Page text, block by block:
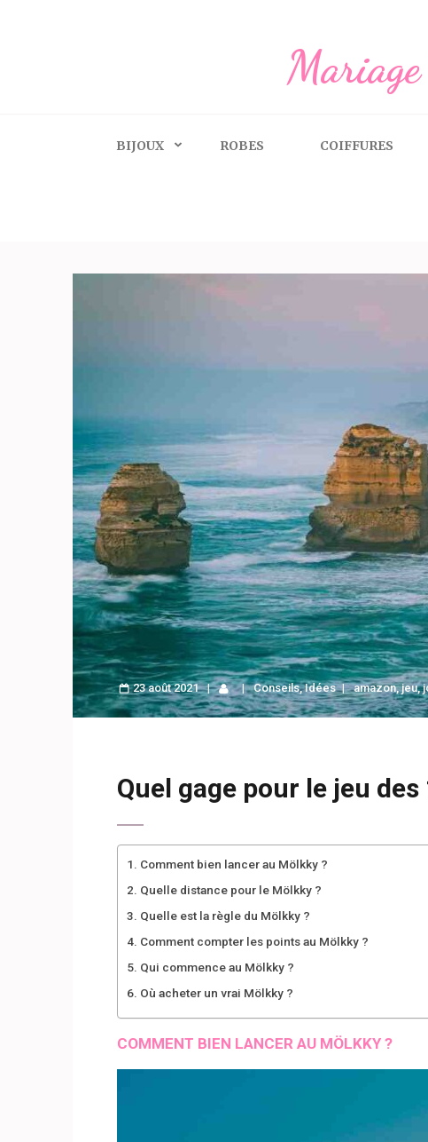
BIJOUX ROBES COIFFURES
23 août 2021 Conseils,Idées amazon,jeu,
Quel gage pour le jeu des
Comment bien lancer au Mölkky ?
Quelle distance pour le Mölkky ?
Quelle est la règle du Mölkky ?
Comment compter les points au Mölkky ?
Qui commence au Mölkky ?
Où acheter un vrai Mölkky ?
COMMENT BIEN LANCER AU MÖLKKY ?